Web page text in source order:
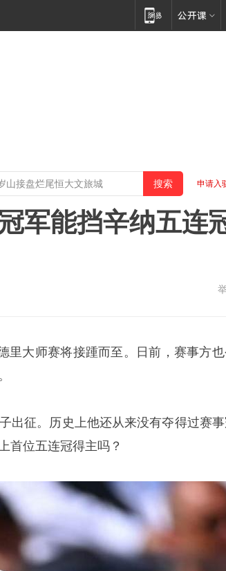
申请入
军能挡辛纳五连
里大师赛将接踵而至。日前，赛事方
出征。历史上他还从来没有夺得过赛
首位五连冠得主吗？